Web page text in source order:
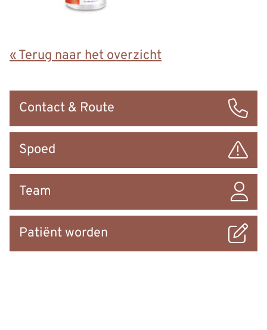
« Terug naar het overzicht
naar
Contact & Route
Spoed
Team
Patiënt worden